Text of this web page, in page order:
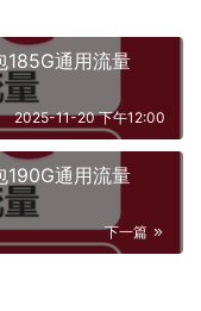
185G通用流量
2025-11-20 下午12:00
190G通用流量
下一篇